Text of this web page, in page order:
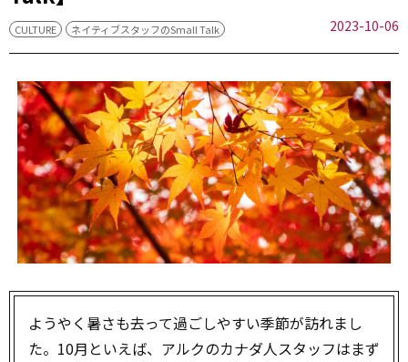
CULTURE ネイティブスタッフのSmall Talk 2023-10-06
ようやく暑さも去って過ごしやすい季節が訪れまし
た。10月といえば、アルクのカナダ人スタッフはまず